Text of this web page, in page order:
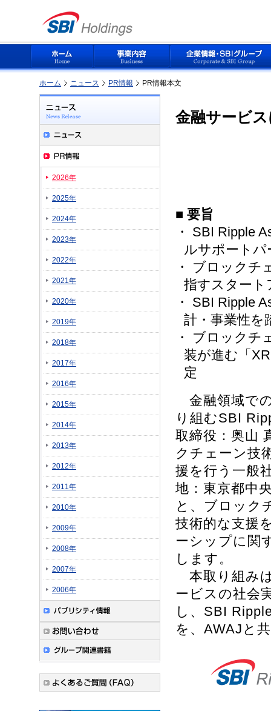
ホーム ニュース PR情報 PR情報本文
金融サービ
■ 要旨
・ SBI Ripple
ルサポートパ
・ ブロックチ
指すスタート
・ SBI Ripple
計・事業性を
・ ブロックチ
装が進む「
定
金融領域で
り組むSBI
取締役：奥山
クチェーン技
援を行う一般
地：東京都中
と、ブロック
技術的な支援
ーシップに関
します。
本取り組み
ービスの社会
し、SBI
を、AWAJと
2026年
2025年
2024年
2023年
2022年
2021年
2020年
2019年
2018年
2017年
2016年
2015年
2014年
2013年
2012年
2011年
2010年
2009年
2008年
2007年
2006年